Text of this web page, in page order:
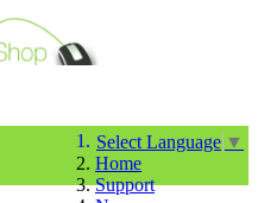
Select Language ▼
Home
Support